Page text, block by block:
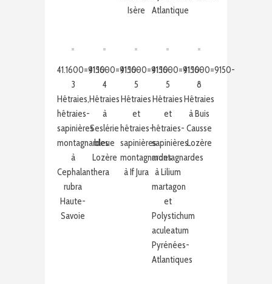
Isère
Atlantique
41.1600=9150-
3
Hêtraies,
hêtraies-
sapinières
montagnardes
à
Cephalanthera
rubra
Haute-
Savoie
41.1600=9150-
4
Hêtraies
à
Seslérie
bleue
Lozère
41.1600=9150-
5
Hêtraies
et
hêtraies-
sapinières
montagnardes
à If Jura
41.1600=9150-
5
Hêtraies
et
hêtraies-
sapinières
montagnardes
à Lilium
martagon
et
Polystichum
aculeatum
Pyrénées-
Atlantiques
41.1600=9150-
8
Hêtraies
à Buis
Causse
Lozère